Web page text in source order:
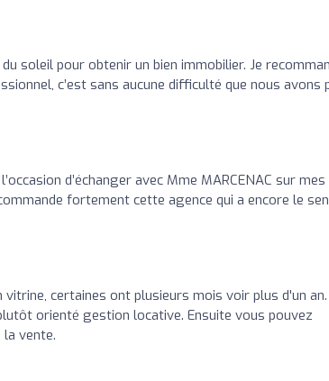
soleil pour obtenir un bien immobilier. Je
c’est sans aucune difficulté que nous avons
d’échanger avec Mme MARCENAC sur mes
fortement cette agence qui a encore le
vitrine, certaines ont plusieurs mois voir plus d'un an.
orienté gestion locative. Ensuite vous pouvez
vente.